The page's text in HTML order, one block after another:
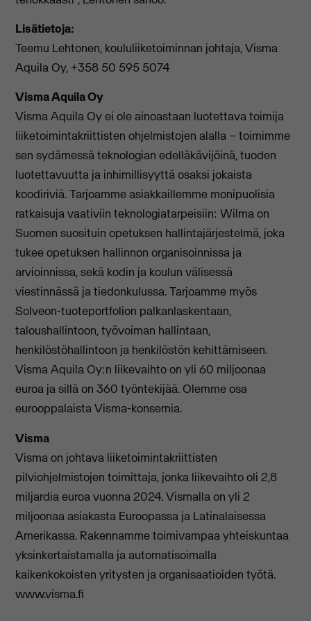
Lisätietoja:
Teemu Lehtonen, koululiiketoiminnan johtaja, Visma
Aquila Oy, +358 50 595 5074
Visma Aquila Oy
Visma Aquila Oy ei ole ainoastaan luotettava toimija
liiketoimintakriittisten ohjelmistojen alalla – toimimme
sen sydämessä teknologian edelläkävijöinä, tuoden
luotettavuutta ja inhimillisyyttä osaksi jokaista
koodiriviä. Tarjoamme asiakkaillemme monipuolisia
ratkaisuja vaativiin teknologiatarpeisiin: Wilma on
Suomen suosituin opetuksen hallintajärjestelmä, joka
tukee opetuksen hallinnon organisoinnissa ja
arvioinnissa, sekä kodin ja koulun välisessä
viestinnässä ja tiedonkulussa. Tarjoamme myös
Solveon-tuoteportfolion palkanlaskentaan,
taloushallintoon, työvoiman hallintaan,
henkilöstöhallintoon ja henkilöstön kehittämiseen.
Visma Aquila Oy:n liikevaihto on yli 60 miljoonaa
euroa ja sillä on 360 työntekijää. Olemme osa
eurooppalaista Visma-konsernia.
Visma
Visma on johtava liiketoimintakriittisten
pilviohjelmistojen toimittaja, jonka liikevaihto oli 2,8
miljardia euroa vuonna 2024. Vismalla on yli 2
miljoonaa asiakasta Euroopassa ja Latinalaisessa
Amerikassa. Rakennamme toimivampaa yhteiskuntaa
yksinkertaistamalla ja automatisoimalla
kaikenkokoisten yritysten ja organisaatioiden työtä.
www.visma.fi